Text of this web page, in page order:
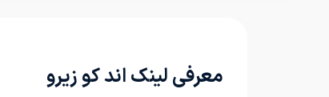
معرفی لینک اند کو زیرو